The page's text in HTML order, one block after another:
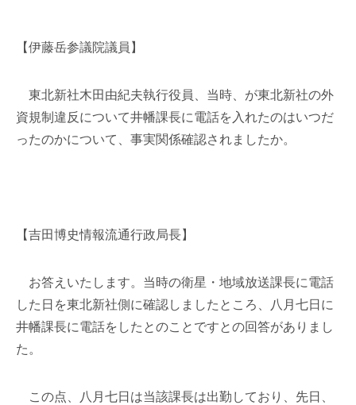
【伊藤岳参議院議員】
東北新社木田由紀夫執行役員、当時、が東北新社の外
資規制違反について井幡課長に電話を入れたのはいつだ
ったのかについて、事実関係確認されましたか。
【吉田博史情報流通行政局長】
お答えいたします。当時の衛星・地域放送課長に電話
した日を東北新社側に確認しましたところ、八月七日に
井幡課長に電話をしたとのことですとの回答がありまし
た。
この点、八月七日は当該課長は出勤しており、先日、